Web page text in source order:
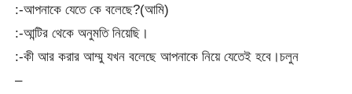
:-আপনাকে যেতে কে বলেছে?(আমি)
:-আন্টির থেকে অনুমতি নিয়েছি।
:-কী আর করার আম্মু যখন বলেছে আপনাকে নিয়ে যেতেই হবে।চলুন
–